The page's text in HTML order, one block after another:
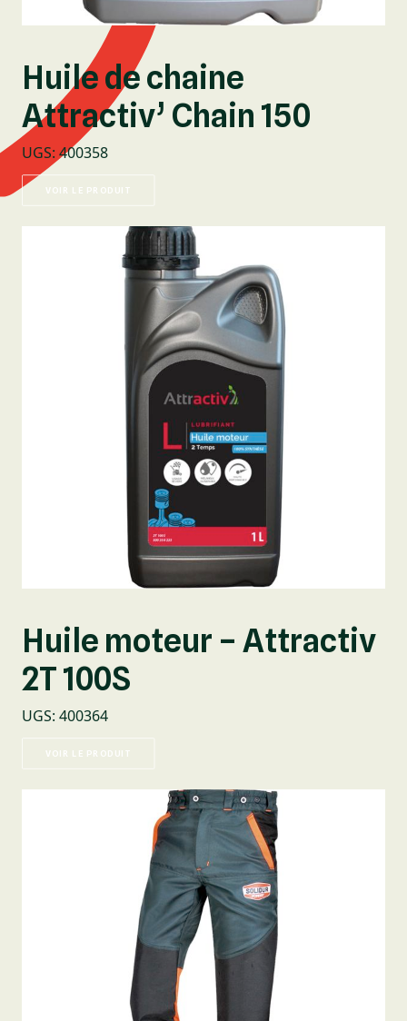
Huile de chaine
Attractiv’ Chain 150
UGS: 400358
VOIR LE PRODUIT
Huile moteur – Attractiv
2T 100S
UGS: 400364
VOIR LE PRODUIT